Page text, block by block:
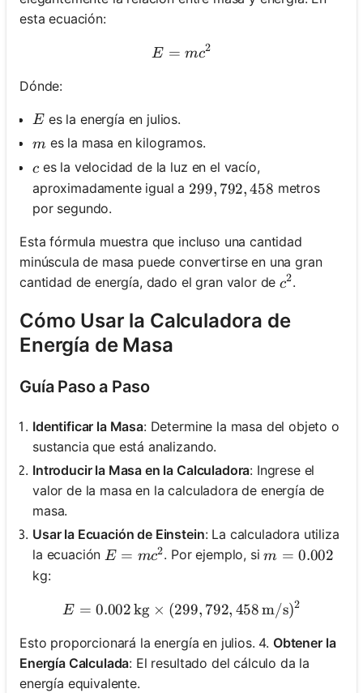
esta ecuación:
E = mc^2
E = mc2
Dónde:
E
Ees la energía en julios.
m
mes la masa en kilogramos.
c
ces la velocidad de la luz en el vacío,
aproximadamente igual a 299,792,458
299, 792,458 metros
por segundo.
Esta fórmula muestra que incluso una cantidad
minúscula de masa puede convertirse en una gran
cantidad de energía, dado el gran valor dec^2
c2.
Cómo Usar la Calculadora de
Energía de Masa
Guía Paso a Paso
Identificar la Masa: Determine la masa del objeto o
sustancia que está analizando.
Introducir la Masa en la Calculadora: Ingrese el
valor de la masa en la calculadora de energía de
masa.
Usar la Ecuación de Einstein: La calculadora utiliza
la ecuación E=mc^2
E = mc2. Por ejemplo, sim = 0.002
m = 0.002
kg:
E = 0.002 \, \text{kg}
E = 0.002kg × (299, 792, 458m/s)2
Esto proporcionará la energía en julios. 4. Obtener la
Energía Calculada: El resultado del cálculo da la
energía equivalente.